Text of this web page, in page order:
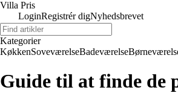
Villa Pris
LoginRegistrér digNyhedsbrevet
Kategorier
KøkkenSoveværelseBadeværelse
Guide til at finde de